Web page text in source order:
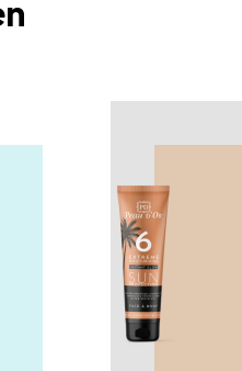
Cross-Polymer, Carbomer,
Citronellol, Hexyl